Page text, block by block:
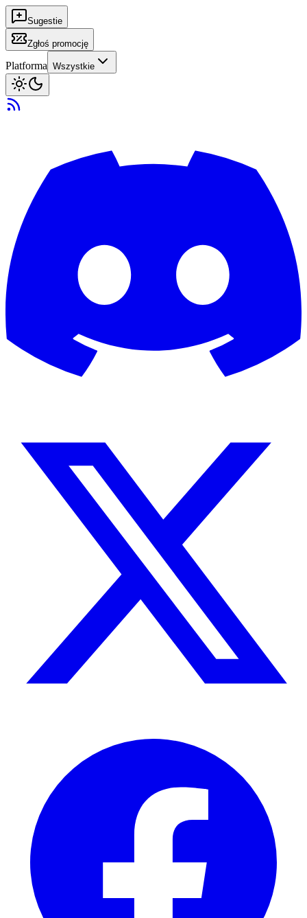
Sugestie
Zgłoś promocję
Platforma Wszystkie